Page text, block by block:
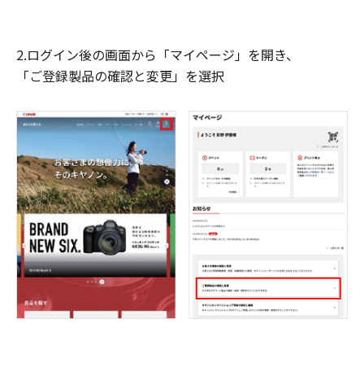
2.ログイン後の画面から「マイページ」を開き、
「ご登録製品の確認と変更」を選択